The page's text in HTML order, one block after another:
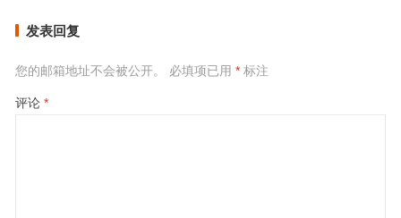
发表回复
您的邮箱地址不会被公开。 必填项已用 *标注
评论 *